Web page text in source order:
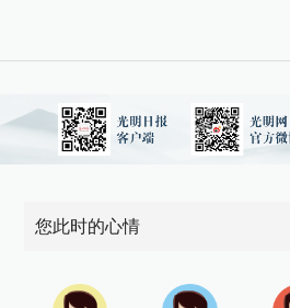
您此时的心情